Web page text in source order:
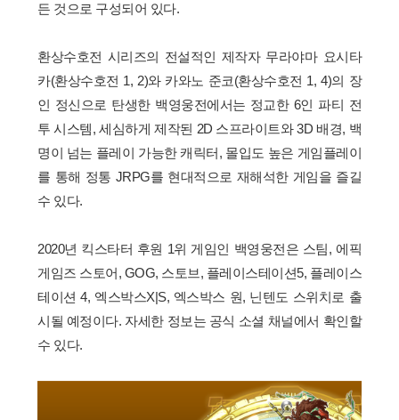
든 것으로 구성되어 있다.
환상수호전 시리즈의 전설적인 제작자 무라야마 요시타
카(환상수호전 1, 2)와 카와노 준코(환상수호전 1, 4)의 장
인 정신으로 탄생한 백영웅전에서는 정교한 6인 파티 전
투 시스템, 세심하게 제작된 2D 스프라이트와 3D 배경, 백
명이 넘는 플레이 가능한 캐릭터, 몰입도 높은 게임플레이
를 통해 정통 JRPG를 현대적으로 재해석한 게임을 즐길
수 있다.
2020년 킥스타터 후원 1위 게임인 백영웅전은 스팀, 에픽
게임즈 스토어, GOG, 스토브, 플레이스테이션5, 플레이스
테이션 4, 엑스박스X|S, 엑스박스 원, 닌텐도 스위치로 출
시될 예정이다. 자세한 정보는 공식 소셜 채널에서 확인할
수 있다.